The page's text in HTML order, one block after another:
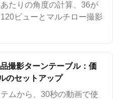
たりの角度の計算、36が
ビューとマルチロー撮影
撮影ターンテーブル：価
のセットアップ
ムから、30秒の動画で使